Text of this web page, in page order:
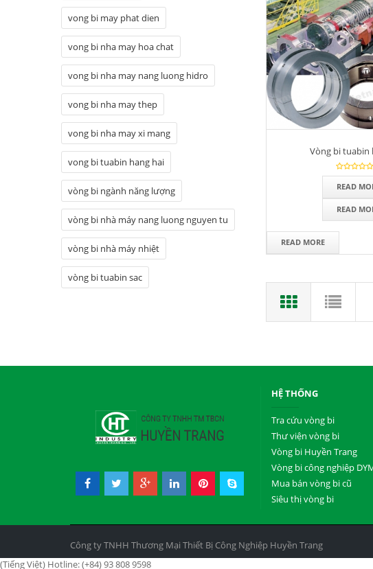
vong bi may phat dien
vong bi nha may hoa chat
vong bi nha may nang luong hidro
vong bi nha may thep
vong bi nha may xi mang
vong bi tuabin hang hai
vòng bi ngành năng lượng
vòng bi nhà máy nang luong nguyen tu
vòng bi nhà máy nhiệt
vòng bi tuabin sac
Vòng bi tuabin
READ
READ
READ MORE
HỆ THỐNG
Tra cứu vòng bi
Thư viện vòng bi
Vòng bi Huyền Trang
Vòng bi công nghiệp
Mua bán vòng bi cũ
Siêu thị vòng bi
Công ty TNHH Thương Mại Thiết Bị Công Nghiệp Huyền Trang
(Tiếng Việt) Hotline: (+84) 93 808 9598